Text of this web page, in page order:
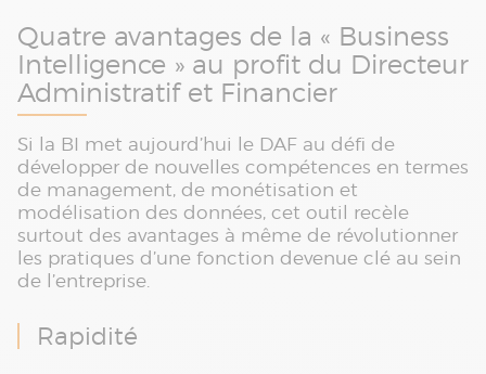
Quatre avantages de la « Business
Intelligence » au profit du Directeur
Administratif et Financier
Si la BI met aujourd’hui le DAF au défi de
développer de nouvelles compétences en termes
de management, de monétisation et
modélisation des données, cet outil recèle
surtout des avantages à même de révolutionner
les pratiques d’une fonction devenue clé au sein
de l’entreprise.
Rapidité